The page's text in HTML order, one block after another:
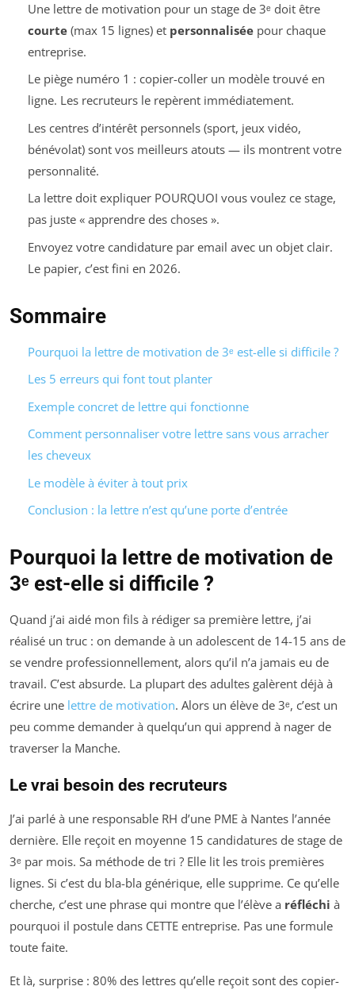
Une lettre de motivation pour un stage de 3ᵉ doit être
courte(max 15 lignes) et personnaliséepour chaque
entreprise.
Le piège numéro 1 : copier-coller un modèle trouvé en
ligne. Les recruteurs le repèrent immédiatement.
Les centres d’intérêt personnels (sport, jeux vidéo,
bénévolat) sont vos meilleurs atouts — ils montrent votre
personnalité.
La lettre doit expliquer POURQUOI vous voulez ce stage,
pas juste « apprendre des choses ».
Envoyez votre candidature par email avec un objet clair.
Le papier, c’est fini en 2026.
Sommaire
Pourquoi la lettre de motivation de 3ᵉ est-elle si difficile ?
Les 5 erreurs qui font tout planter
Exemple concret de lettre qui fonctionne
Comment personnaliser votre lettre sans vous arracher
les cheveux
Le modèle à éviter à tout prix
Conclusion : la lettre n’est qu’une porte d’entrée
Pourquoi la lettre de motivation de
3ᵉ est-elle si difficile ?
Quand j’ai aidé mon fils à rédiger sa première lettre, j’ai
réalisé un truc : on demande à un adolescent de 14-15 ans de
se vendre professionnellement, alors qu’il n’a jamais eu de
travail. C’est absurde. La plupart des adultes galèrent déjà à
écrire une lettre de motivation. Alors un élève de 3ᵉ, c’est un
peu comme demander à quelqu’un qui apprend à nager de
traverser la Manche.
Le vrai besoin des recruteurs
J’ai parlé à une responsable RH d’une PME à Nantes l’année
dernière. Elle reçoit en moyenne 15 candidatures de stage de
3ᵉ par mois. Sa méthode de tri ? Elle lit les trois premières
lignes. Si c’est du bla-bla générique, elle supprime. Ce qu’elle
cherche, c’est une phrase qui montre que l’élève a réfléchi à
pourquoi il postule dans CETTE entreprise. Pas une formule
toute faite.
Et là, surprise : 80% des lettres qu’elle reçoit sont des copier-